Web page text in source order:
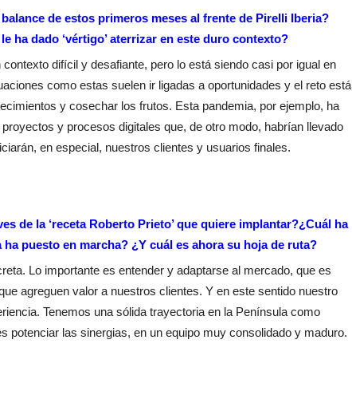
de estos primeros meses al frente de Pirelli Iberia?
ha dado ‘vértigo’ aterrizar en este duro contexto?
difícil y desafiante, pero lo está siendo casi por igual en
como estas suelen ir ligadas a oportunidades y el reto está
y cosechar los frutos. Esta pandemia, por ejemplo, ha
y procesos digitales que, de otro modo, habrían llevado
en especial, nuestros clientes y usuarios finales.
de la ‘receta Roberto Prieto’ que quiere implantar?¿Cuál ha
puesto en marcha? ¿Y cuál es ahora su hoja de ruta?
Lo importante es entender y adaptarse al mercado, que es
agreguen valor a nuestros clientes. Y en este sentido nuestro
Tenemos una sólida trayectoria en la Península como
potenciar las sinergias, en un equipo muy consolidado y maduro.